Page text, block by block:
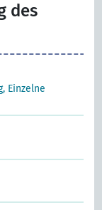
des
Einzelne